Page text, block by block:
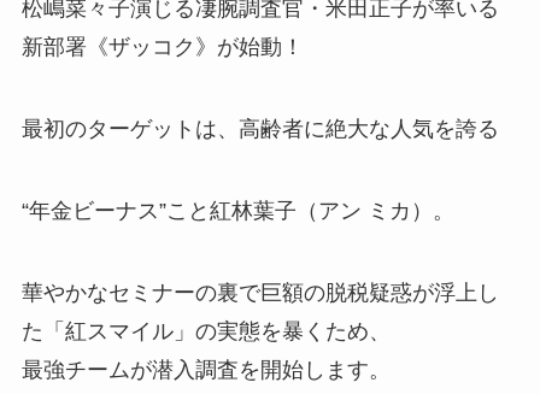
松嶋菜々子演じる凄腕調査官・米田正子が率いる
新部署《ザッコク》が始動！
最初のターゲットは、高齢者に絶大な人気を誇る
“年金ビーナス”こと紅林葉子（アン ミカ）。
華やかなセミナーの裏で巨額の脱税疑惑が浮上し
た「紅スマイル」の実態を暴くため、
最強チームが潜入調査を開始します。